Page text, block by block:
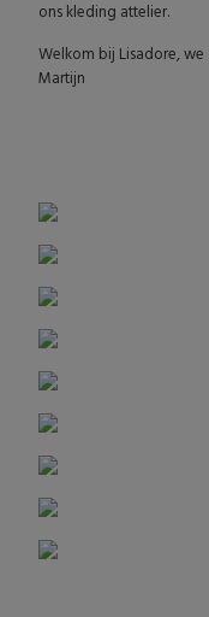
ons kleding attelier.
Welkom bij Lisadore,
Martijn